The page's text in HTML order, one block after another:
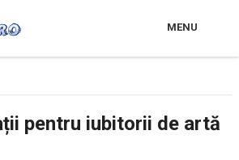
MENU
pentru iubitorii de artă